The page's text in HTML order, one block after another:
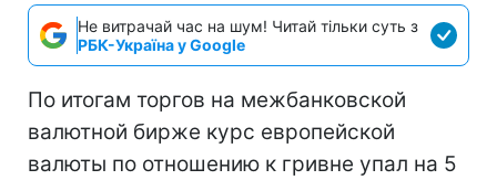
Не витрачай час на шум! Читай тільки суть з
РБК-Україна у Google
По итогам торгов на межбанковской
валютной бирже курс европейской
валюты по отношению к гривне упал на 5